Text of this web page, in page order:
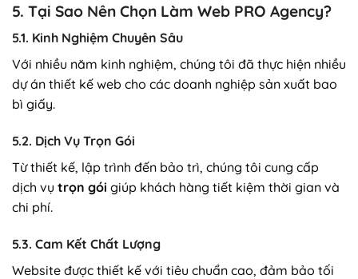
5. Tại Sao Nên Chọn Làm Web PRO Agency?
5.1. Kinh Nghiệm Chuyên Sâu
Với nhiều năm kinh nghiệm, chúng tôi đã thực hiện nhiều
dự án thiết kế web cho các doanh nghiệp sản xuất bao
bì giấy.
5.2. Dịch Vụ Trọn Gói
Từ thiết kế, lập trình đến bảo trì, chúng tôi cung cấp
dịch vụ trọn gói giúp khách hàng tiết kiệm thời gian và
chi phí.
5.3. Cam Kết Chất Lượng
Website được thiết kế với tiêu chuẩn cao, đảm bảo tối